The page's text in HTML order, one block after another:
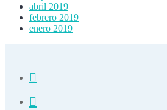
abril 2019
febrero 2019
enero 2019